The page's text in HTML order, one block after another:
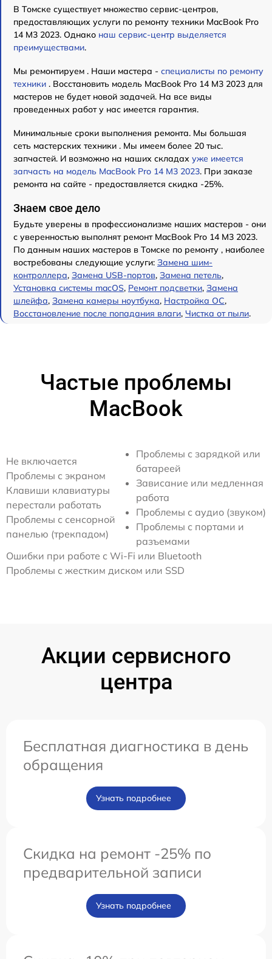
В Томске существует множество сервис-центров,
предоставляющих услуги по ремонту техники MacBook Pro
14 M3 2023. Однако наш сервис-центр выделяется
преимуществами.
Мы ремонтируем . Наши мастера - специалисты по ремонту
техники . Восстановить модель MacBook Pro 14 M3 2023 для
мастеров не будет новой задачей. На все виды
проведенных работ у нас имеется гарантия.
Минимальные сроки выполнения ремонта. Мы большая
сеть мастерских техники . Мы имеем более 20 тыс.
запчастей. И возможно на наших складах уже имеется
запчасть на модель MacBook Pro 14 M3 2023. При заказе
ремонта на сайте - предоставляется скидка -25%.
Знаем свое дело
Будьте уверены в профессионализме наших мастеров - они
с уверенностью выполнят ремонт MacBook Pro 14 M3 2023.
По данным наших мастеров в Томске по ремонту , наиболее
востребованы следующие услуги: Замена шим-
контроллера, Замена USB-портов, Замена петель,
Установка системы macOS, Ремонт подсветки, Замена
шлейфа, Замена камеры ноутбука, Настройка ОС,
Восстановление после попадания влаги, Чистка от пыли.
Частые проблемы
MacBook
Не включается
Проблемы с экраном
Клавиши клавиатуры
перестали работать
Проблемы с сенсорной
панелью (трекпадом)
Проблемы с зарядкой или
батареей
Зависание или медленная
работа
Проблемы с аудио (звуком)
Проблемы с портами и
разъемами
Ошибки при работе с Wi-Fi или Bluetooth
Проблемы с жестким диском или SSD
Акции сервисного
центра
Бесплатная диагностика в день
обращения
Узнать подробнее
Скидка на ремонт -25% по
предварительной записи
Узнать подробнее